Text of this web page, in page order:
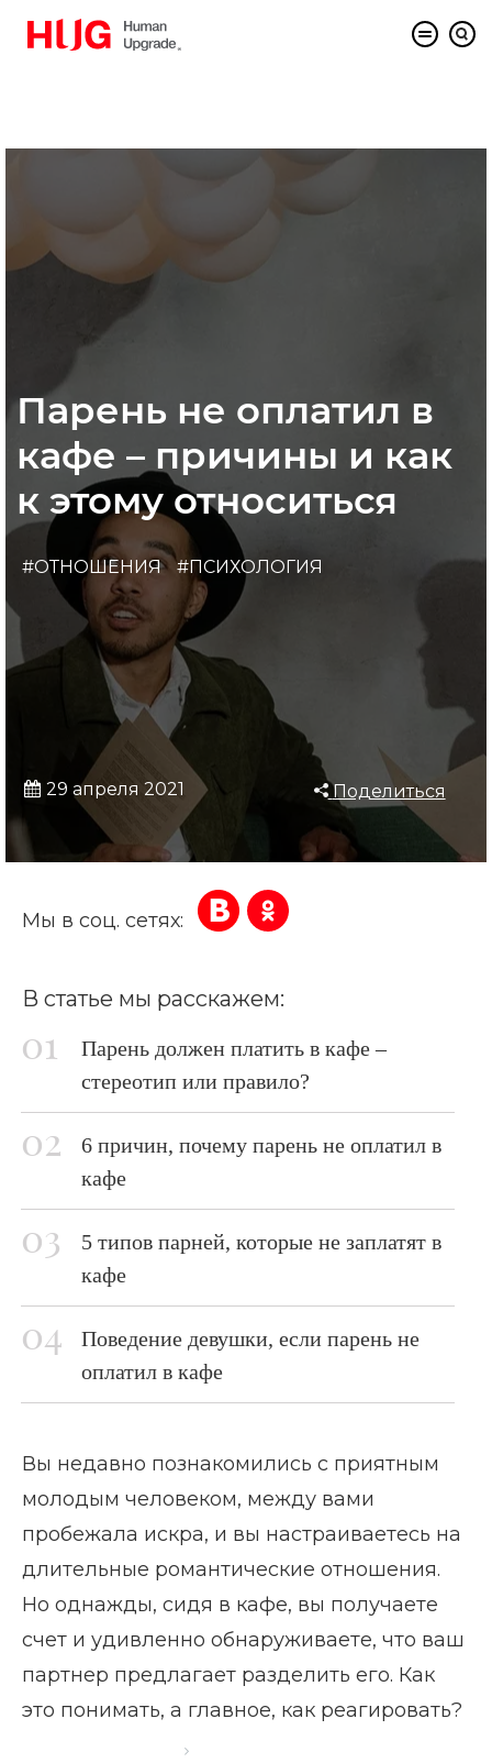
Парень не оплатил в
кафе – причины и как
к этому относиться
#ОТНОШЕНИЯ #ПСИХОЛОГИЯ
29 апреля 2021 Поделиться
Мы в соц. сетях:
В статье мы расскажем:
Парень должен платить в кафе –
стереотип или правило?
6 причин, почему парень не оплатил в
кафе
5 типов парней, которые не заплатят в
кафе
Поведение девушки, если парень не
оплатил в кафе
Вы недавно познакомились с приятным
молодым человеком, между вами
пробежала искра, и вы настраиваетесь на
длительные романтические отношения.
Но однажды, сидя в кафе, вы получаете
счет и удивленно обнаруживаете, что ваш
партнер предлагает разделить его. Как
это понимать, а главное, как реагировать?